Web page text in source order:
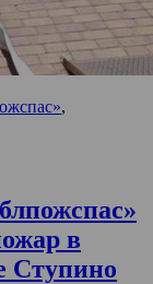
,
в
Ступино